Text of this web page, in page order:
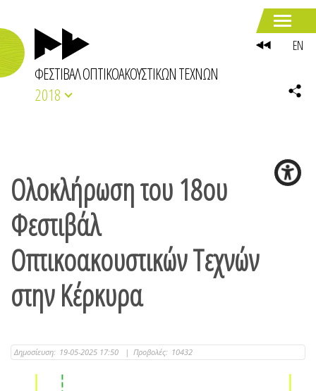
ΦΕΣΤΙΒΑΛ ΟΠΤΙΚΟΑΚΟΥΣΤΙΚΩΝ ΤΕΧΝΩΝ
2018
Ολοκλήρωση του 18ου
Φεστιβάλ
Οπτικοακουστικών Τεχνών
στην Κέρκυρα
Δημοσίευση: 19-05-2025 17:50 | Προβολές: 10432
EN